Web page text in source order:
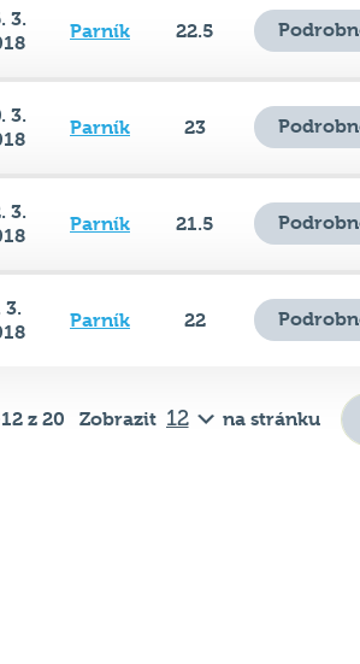
3.
Parník 22.5
3.
Parník 23
3.
Parník 21.5
3.
Parník 22
z 20 Zobrazit na stránku